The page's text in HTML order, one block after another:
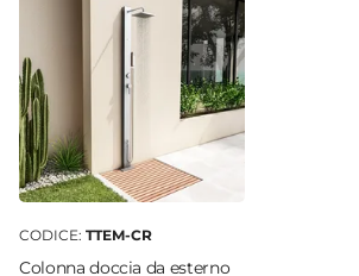
CODICE: TTEM-CR
Colonna doccia da esterno